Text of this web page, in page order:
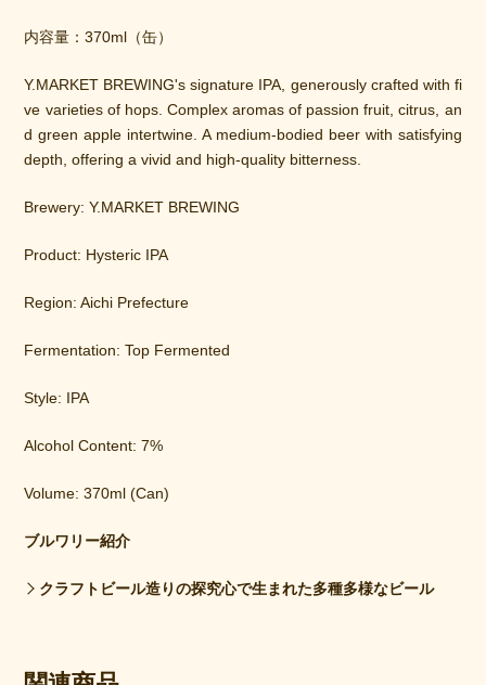
内容量：370ml（缶）
Y.MARKET BREWING's signature IPA, generously crafted with fi
ve varieties of hops. Complex aromas of passion fruit, citrus, an
d green apple intertwine. A medium-bodied beer with satisfying
depth, offering a vivid and high-quality bitterness.
Brewery: Y.MARKET BREWING
Product: Hysteric IPA
Region: Aichi Prefecture
Fermentation: Top Fermented
Style: IPA
Alcohol Content: 7%
Volume: 370ml (Can)
ブルワリー紹介
クラフトビール造りの探究心で生まれた多種多様なビール